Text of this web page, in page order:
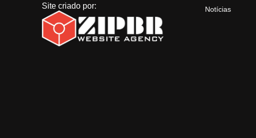
Site criado por:
Notícias